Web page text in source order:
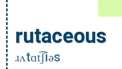
rutaceous
ɹʌtɑt͡ʃiəs